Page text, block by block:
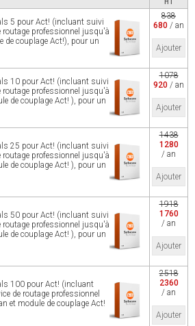
HT
5 pour Act! (incluant suivi
routage professionnel jusqu'à
de couplage Act!), pour un
838
680 / an
Ajouter
10 pour Act! (incluant suivi
routage professionnel jusqu'à
de couplage Act! ), pour un
1078
920 / an
Ajouter
25 pour Act! (incluant suivi
routage professionnel jusqu'à
de couplage Act! ), pour un
1438
1280
/ an
Ajouter
50 pour Act! (incluant suivi
routage professionnel jusqu'à
de couplage Act! ), pour un
1918
1760
/ an
Ajouter
100 pour Act! (incluant
de routage professionnel
et module de couplage Act!
2518
2360
/ an
Ajouter